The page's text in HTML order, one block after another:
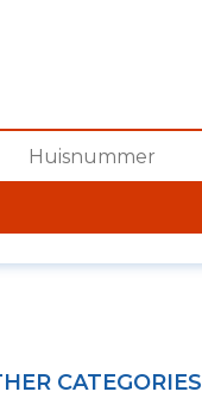
CATEGORIES